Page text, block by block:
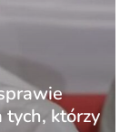
tych, którzy